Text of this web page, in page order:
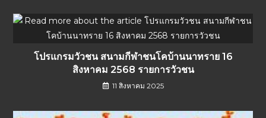
โปรแกรมวัวชน สนามกีฬาชนโคบ้านนาทราย 16
สิงหาคม 2568 รายการวัวชน
11 สิงหาคม 2025